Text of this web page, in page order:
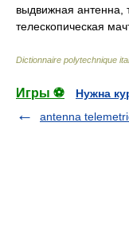
выдвижная антенна,
телескопическая
Dictionnaire polytechnique
Игры ⚽
Нужна
antenna